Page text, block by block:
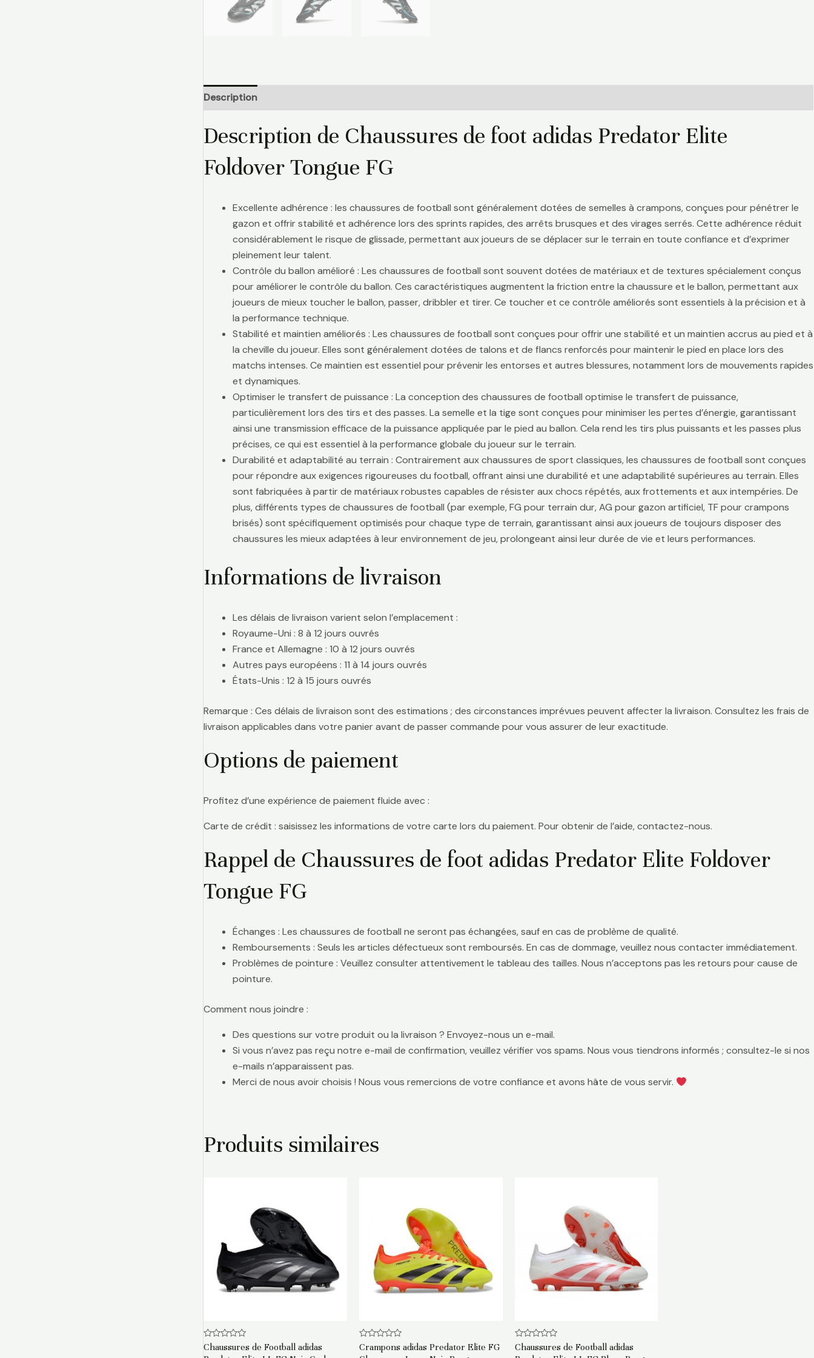
Description
Description de Chaussures de foot adidas Predator Elite
Foldover Tongue FG
Excellente adhérence : les chaussures de football sont généralement dotées de semelles à crampons, conçues pour pénétrer le
gazon et offrir stabilité et adhérence lors des sprints rapides, des arrêts brusques et des virages serrés. Cette adhérence réduit
considérablement le risque de glissade, permettant aux joueurs de se déplacer sur le terrain en toute confiance et d’exprimer
pleinement leur talent.
Contrôle du ballon amélioré : Les chaussures de football sont souvent dotées de matériaux et de textures spécialement conçus
pour améliorer le contrôle du ballon. Ces caractéristiques augmentent la friction entre la chaussure et le ballon, permettant aux
joueurs de mieux toucher le ballon, passer, dribbler et tirer. Ce toucher et ce contrôle améliorés sont essentiels à la précision et à
la performance technique.
Stabilité et maintien améliorés : Les chaussures de football sont conçues pour offrir une stabilité et un maintien accrus au pied et à
la cheville du joueur. Elles sont généralement dotées de talons et de flancs renforcés pour maintenir le pied en place lors des
matchs intenses. Ce maintien est essentiel pour prévenir les entorses et autres blessures, notamment lors de mouvements rapides
et dynamiques.
Optimiser le transfert de puissance : La conception des chaussures de football optimise le transfert de puissance,
particulièrement lors des tirs et des passes. La semelle et la tige sont conçues pour minimiser les pertes d’énergie, garantissant
ainsi une transmission efficace de la puissance appliquée par le pied au ballon. Cela rend les tirs plus puissants et les passes plus
précises, ce qui est essentiel à la performance globale du joueur sur le terrain.
Durabilité et adaptabilité au terrain : Contrairement aux chaussures de sport classiques, les chaussures de football sont conçues
pour répondre aux exigences rigoureuses du football, offrant ainsi une durabilité et une adaptabilité supérieures au terrain. Elles
sont fabriquées à partir de matériaux robustes capables de résister aux chocs répétés, aux frottements et aux intempéries. De
plus, différents types de chaussures de football (par exemple, FG pour terrain dur, AG pour gazon artificiel, TF pour crampons
brisés) sont spécifiquement optimisés pour chaque type de terrain, garantissant ainsi aux joueurs de toujours disposer des
chaussures les mieux adaptées à leur environnement de jeu, prolongeant ainsi leur durée de vie et leurs performances.
Informations de livraison
Les délais de livraison varient selon l’emplacement :
Royaume-Uni : 8 à 12 jours ouvrés
France et Allemagne : 10 à 12 jours ouvrés
Autres pays européens : 11 à 14 jours ouvrés
États-Unis : 12 à 15 jours ouvrés
Remarque : Ces délais de livraison sont des estimations ; des circonstances imprévues peuvent affecter la livraison. Consultez les frais de
livraison applicables dans votre panier avant de passer commande pour vous assurer de leur exactitude.
Options de paiement
Profitez d’une expérience de paiement fluide avec :
Carte de crédit : saisissez les informations de votre carte lors du paiement. Pour obtenir de l’aide, contactez-nous.
Rappel de Chaussures de foot adidas Predator Elite Foldover
Tongue FG
Échanges : Les chaussures de football ne seront pas échangées, sauf en cas de problème de qualité.
Remboursements : Seuls les articles défectueux sont remboursés. En cas de dommage, veuillez nous contacter immédiatement.
Problèmes de pointure : Veuillez consulter attentivement le tableau des tailles. Nous n’acceptons pas les retours pour cause de
pointure.
Comment nous joindre :
Des questions sur votre produit ou la livraison ? Envoyez-nous un e-mail.
Si vous n’avez pas reçu notre e-mail de confirmation, veuillez vérifier vos spams. Nous vous tiendrons informés ; consultez-le si nos
e-mails n’apparaissent pas.
Merci de nous avoir choisis ! Nous vous remercions de votre confiance et avons hâte de vous servir.
Produits similaires
Note
0
Chaussures de Football adidas
Note
0
Crampons adidas Predator Elite FG
Note
0
Chaussures de Football adidas